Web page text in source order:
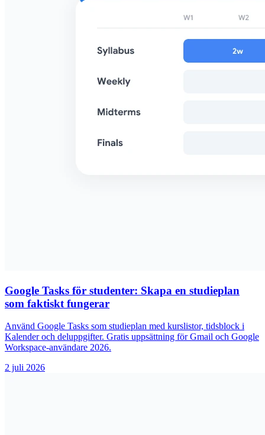
Google Tasks för studenter: Skapa en studieplan
som faktiskt fungerar
Använd Google Tasks som studieplan med kurslistor, tidsblock i
Kalender och deluppgifter. Gratis uppsättning för Gmail och Google
Workspace-användare 2026.
2 juli 2026